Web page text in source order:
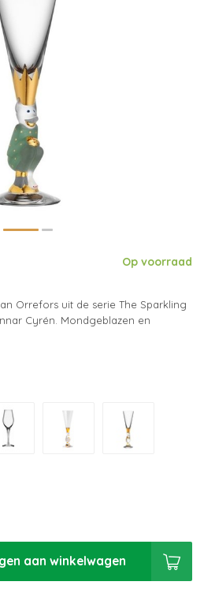
Op voorraad
Orrefors uit de serie The Sparkling
Cyrén. Mondgeblazen en
aan winkelwagen